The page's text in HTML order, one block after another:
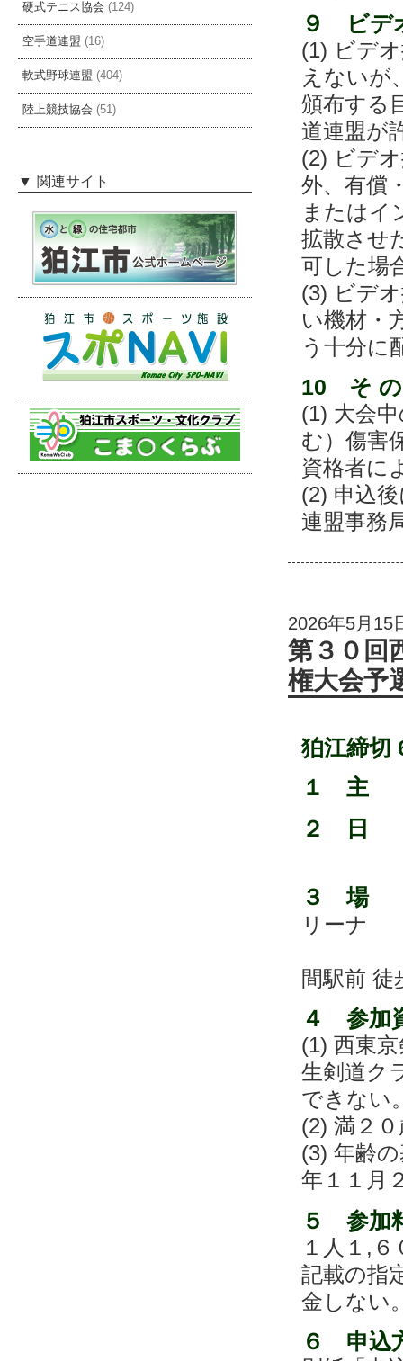
９ ビデ
(1) ビデ
えないが
頒布する
道連盟が
(2) ビデ
外、有償
またはイ
拡散させ
可した場
(3) ビデ
い機材・
う十分に
10 そ の
(1) 大会
む）傷害
資格者に
(2) 申込
連盟事務
2026年5月15
第３０回
権大会予
狛江締切
１ 主
２ 日
３ 場
リーナ
間駅前 徒
４ 参加
(1) 西東
生剣道ク
できない
(2) 満２
(3) 年齢
年１１月
５ 参加
１人１,
記載の指
金しない
６ 申込
硬式テニス協会 (124)
空手道連盟 (16)
軟式野球連盟 (404)
陸上競技協会 (51)
関連サイト